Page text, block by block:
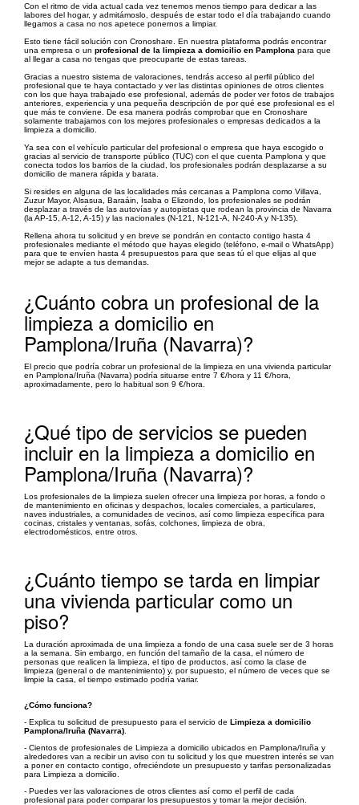
Con el ritmo de vida actual cada vez tenemos menos tiempo para dedicar a las
labores del hogar, y admitámoslo, después de estar todo el día trabajando cuando
llegamos a casa no nos apetece ponernos a limpiar.
Esto tiene fácil solución con Cronoshare. En nuestra plataforma podrás encontrar
una empresa o un profesional de la limpieza a domicilio en Pamplona para que
al llegar a casa no tengas que preocuparte de estas tareas.
Gracias a nuestro sistema de valoraciones, tendrás acceso al perfil público del
profesional que te haya contactado y ver las distintas opiniones de otros clientes
con los que haya trabajado ese profesional, además de poder ver fotos de trabajos
anteriores, experiencia y una pequeña descripción de por qué ese profesional es el
que más te conviene. De esa manera podrás comprobar que en Cronoshare
solamente trabajamos con los mejores profesionales o empresas dedicados a la
limpieza a domicilio.
Ya sea con el vehículo particular del profesional o empresa que haya escogido o
gracias al servicio de transporte público (TUC) con el que cuenta Pamplona y que
conecta todos los barrios de la ciudad, los profesionales podrán desplazarse a su
domicilio de manera rápida y barata.
Si resides en alguna de las localidades más cercanas a Pamplona como Villava,
Zuzur Mayor, Alsasua, Baraáin, Isaba o Elizondo, los profesionales se podrán
desplazar a través de las autovías y autopistas que rodean la provincia de Navarra
(la AP-15, A-12, A-15) y las nacionales (N-121, N-121-A, N-240-A y N-135).
Rellena ahora tu solicitud y en breve se pondrán en contacto contigo hasta 4
profesionales mediante el método que hayas elegido (teléfono, e-mail o WhatsApp)
para que te envíen hasta 4 presupuestos para que seas tú el que elijas al que
mejor se adapte a tus demandas.
¿Cuánto cobra un profesional de la
limpieza a domicilio en
Pamplona/Iruña (Navarra)?
El precio que podría cobrar un profesional de la limpieza en una vivienda particular
en Pamplona/Iruña (Navarra) podría situarse entre 7 €/hora y 11 €/hora,
aproximadamente, pero lo habitual son 9 €/hora.
¿Qué tipo de servicios se pueden
incluir en la limpieza a domicilio en
Pamplona/Iruña (Navarra)?
Los profesionales de la limpieza suelen ofrecer una limpieza por horas, a fondo o
de mantenimiento en oficinas y despachos, locales comerciales, a particulares,
naves industriales, a comunidades de vecinos, así como limpieza específica para
cocinas, cristales y ventanas, sofás, colchones, limpieza de obra,
electrodomésticos, entre otros.
¿Cuánto tiempo se tarda en limpiar
una vivienda particular como un
piso?
La duración aproximada de una limpieza a fondo de una casa suele ser de 3 horas
a la semana. Sin embargo, en función del tamaño de la casa, el número de
personas que realicen la limpieza, el tipo de productos, así como la clase de
limpieza (general o de mantenimiento) y, por supuesto, el número de veces que se
limpie la casa, el tiempo estimado podría variar.
¿Cómo funciona?
- Explica tu solicitud de presupuesto para el servicio de Limpieza a domicilio
Pamplona/Iruña (Navarra)
- Cientos de profesionales de Limpieza a domicilio ubicados en Pamplona/Iruña y
alrededores van a recibir un aviso con tu solicitud y los que muestren interés se van
a poner en contacto contigo, ofreciéndote un presupuesto y tarifas personalizadas
para Limpieza a domicilio.
- Puedes ver las valoraciones de otros clientes así como el perfil de cada
profesional para poder comparar los presupuestos y tomar la mejor decisión.